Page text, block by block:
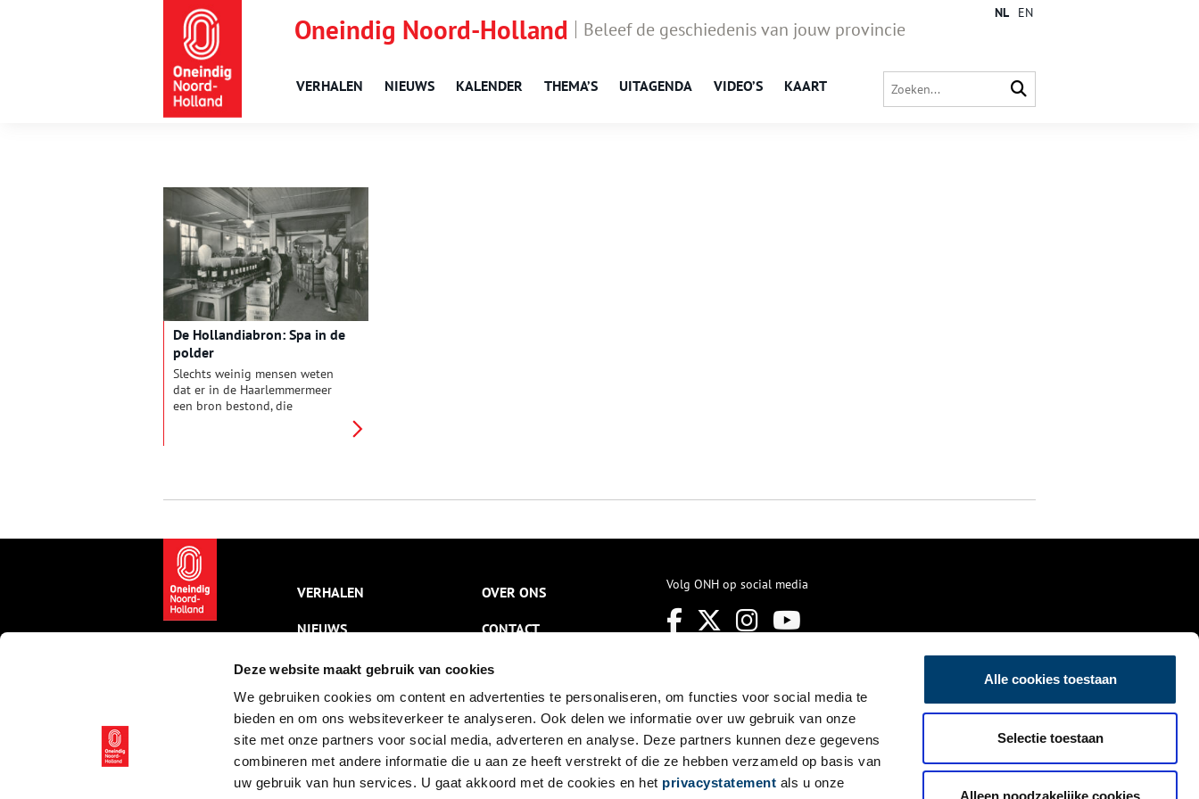
Deze website maakt gebruik van cookies
We gebruiken cookies om content en advertenties te personaliseren, om functies voor social media te
bieden en om ons websiteverkeer te analyseren. Ook delen we informatie over uw gebruik van onze
site met onze partners voor social media, adverteren en analyse. Deze partners kunnen deze gegevens
combineren met andere informatie die u aan ze heeft verstrekt of die ze hebben verzameld op basis van
uw gebruik van hun services. U gaat akkoord met de cookies en het privacystatement als u onze
Alle cookies toestaan
Selectie toestaan
Alleen noodzakelijke cookies
Oneindig Noord-Holland Beleef de geschiedenis van jouw provincie
VERHALEN NIEUWS KALENDER THEMA’S UITAGENDA VIDEO’S KAART
NL EN
De Hollandiabron: Spa in de
polder
Slechts weinig mensen weten
dat er in de Haarlemmermeer
een bron bestond, die
te doen.
VERHALEN
NIEUWS
KALENDER
THEMA’S
ACTIVITEITEN
VIDEO’S
OVER ONS
CONTACT
NIEUWSBRIEF
DISCLAIMER
PRIVACY
TOEGANKELIJKHEID
Volg ONH op social media